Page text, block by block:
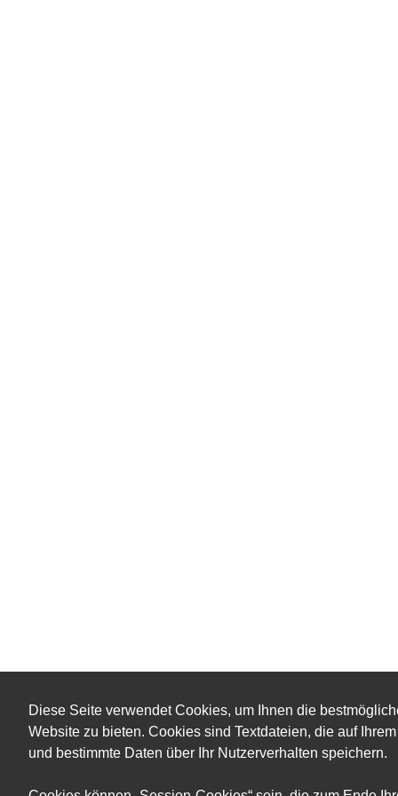
Diese Seite verwendet Cookies, um Ihnen die
Website zu bieten. Cookies sind Textdateien, die auf
und bestimmte Daten über Ihr Nutzerverhalten speichern.